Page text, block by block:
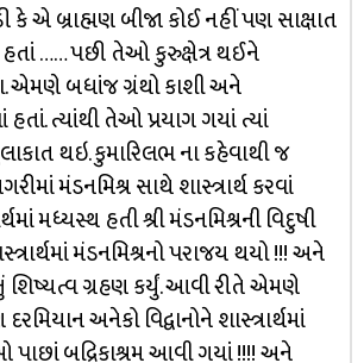
એ બ્રાહ્મણ બીજા કોઈ નહીં પણ સાક્ષાત
…… પછી તેઓ કુરુક્ષેત્ર થઈને
એમણે બધાંજ ગ્રંથો કાશી અને
હતાં. ત્યાંથી તેઓ પ્રયાગ ગયાં ત્યાં
થઇ. કુમારિલભ ના કહેવાથી જ
મંડનમિશ્ર સાથે શાસ્ત્રાર્થ કરવાં
મધ્યસ્થ હતી શ્રી મંડનમિશ્રની વિદુષી
મંડનમિશ્રનો પરાજય થયો !!! અને
ગ્રહણ કર્યું. આવી રીતે એમણે
અનેકો વિદ્વાનોને શાસ્ત્રાર્થમાં
બદ્રિકાશ્રમ આવી ગયાં !!!! અને